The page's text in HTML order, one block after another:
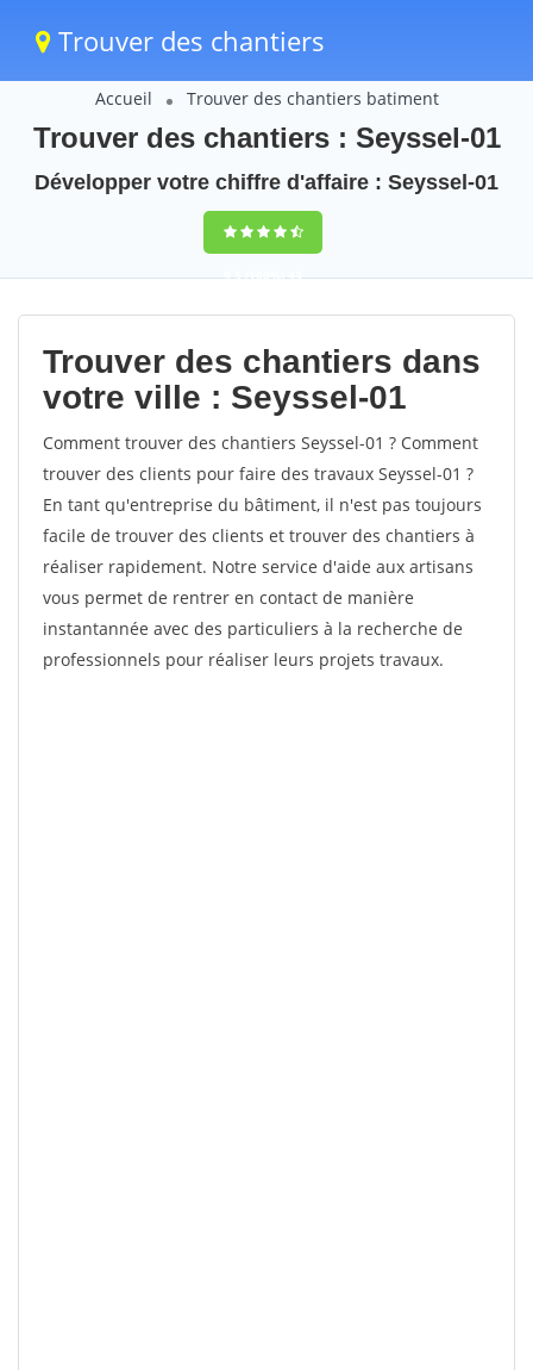
Trouver des chantiers
Accueil Trouver des chantiers batiment
Trouver des chantiers : Seyssel-01
Développer votre chiffre d'affaire : Seyssel-01
9,5(100%)43
votes
Trouver des chantiers dans
votre ville : Seyssel-01
Comment trouver des chantiers Seyssel-01 ? Comment
trouver des clients pour faire des travaux Seyssel-01 ?
En tant qu'entreprise du bâtiment, il n'est pas toujours
facile de trouver des clients et trouver des chantiers à
réaliser rapidement. Notre service d'aide aux artisans
vous permet de rentrer en contact de manière
instantannée avec des particuliers à la recherche de
professionnels pour réaliser leurs projets travaux.